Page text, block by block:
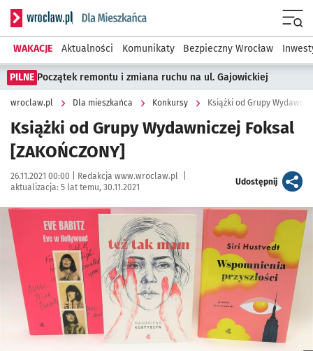
Serwis informacyjny wroclaw.pl podserwis: Dla mieszkańca
WAKACJE Aktualności Komunikaty Bezpieczny Wrocław
PILNE Początek remontu i zmiana ruchu na ul. Gajowickiej
wroclaw.pl Dla mieszkańca Konkursy Książki od Grupy
Książki od Grupy Wydawniczej Foksal
[ZAKOŃCZONY]
Data publikacji:
26.11.2021 00:00 | Autor:
Redakcja www.wroclaw.pl
aktualizacja: 5 lat temu, 30.11.2021
Udostępnijartykuł
Kliknij, aby powiększyć